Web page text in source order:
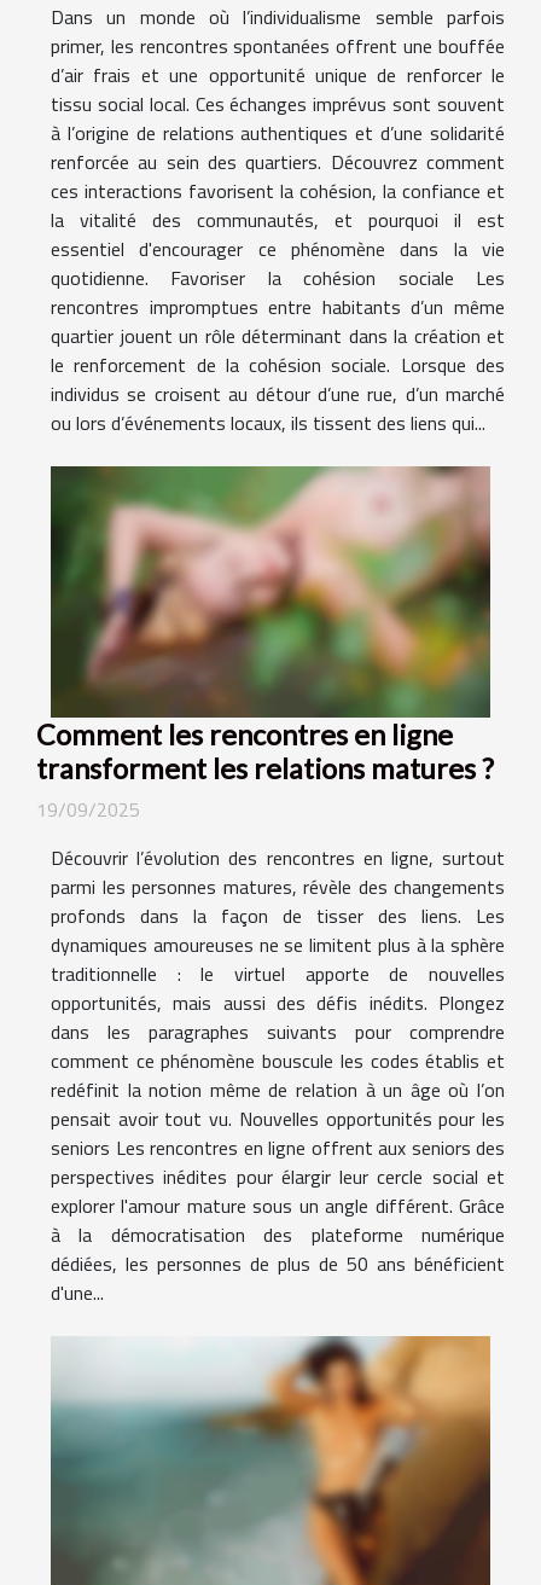
Dans un monde où l’individualisme semble parfois
primer, les rencontres spontanées offrent une bouffée
d’air frais et une opportunité unique de renforcer le
tissu social local. Ces échanges imprévus sont souvent
à l’origine de relations authentiques et d’une solidarité
renforcée au sein des quartiers. Découvrez comment
ces interactions favorisent la cohésion, la confiance et
la vitalité des communautés, et pourquoi il est
essentiel d'encourager ce phénomène dans la vie
quotidienne. Favoriser la cohésion sociale Les
rencontres impromptues entre habitants d’un même
quartier jouent un rôle déterminant dans la création et
le renforcement de la cohésion sociale. Lorsque des
individus se croisent au détour d’une rue, d’un marché
ou lors d’événements locaux, ils tissent des liens qui...
Comment les rencontres en ligne
transforment les relations matures ?
19/09/2025
Découvrir l’évolution des rencontres en ligne, surtout
parmi les personnes matures, révèle des changements
profonds dans la façon de tisser des liens. Les
dynamiques amoureuses ne se limitent plus à la sphère
traditionnelle : le virtuel apporte de nouvelles
opportunités, mais aussi des défis inédits. Plongez
dans les paragraphes suivants pour comprendre
comment ce phénomène bouscule les codes établis et
redéfinit la notion même de relation à un âge où l’on
pensait avoir tout vu. Nouvelles opportunités pour les
seniors Les rencontres en ligne offrent aux seniors des
perspectives inédites pour élargir leur cercle social et
explorer l'amour mature sous un angle différent. Grâce
à la démocratisation des plateforme numérique
dédiées, les personnes de plus de 50 ans bénéficient
d'une...